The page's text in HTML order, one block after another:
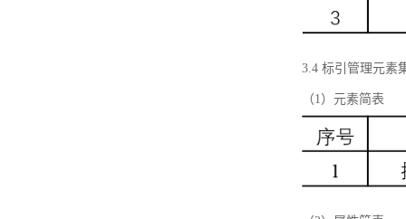
3.4 标引管理元素
（1）元素简表